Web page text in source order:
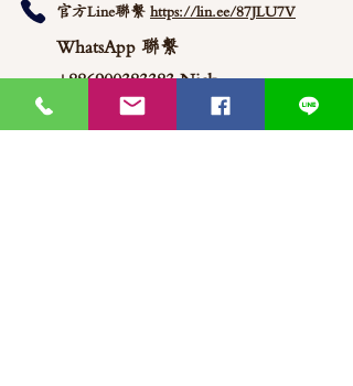
官方Line聯繫 https://lin.ee/87JLU7V
WhatsApp 聯繫
+886900383383Nick
+886903517999 Wen